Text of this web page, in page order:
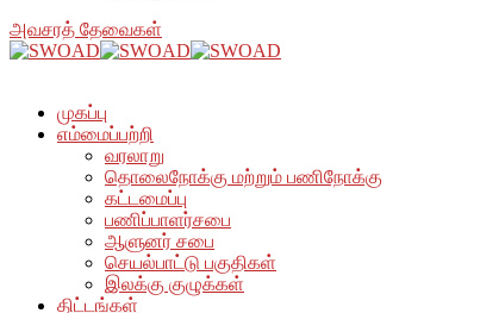
அவசரத் தேவைகள்
முகப்பு
எம்மைப்பற்றி
வரலாறு
தொலைநோக்கு மற்றும் பணிநோக்கு
கட்டமைப்பு
பணிப்பாளர்சபை
ஆளுனர் சபை
செயல்பாட்டு பகுதிகள்
இலக்கு குழுக்கள்
திட்டங்கள்